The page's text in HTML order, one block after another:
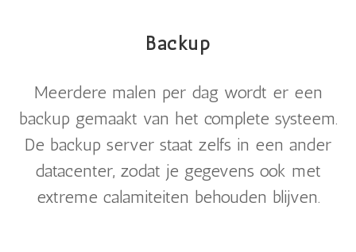
Backup
Meerdere malen per dag wordt er een
backup gemaakt van het complete systeem.
De backup server staat zelfs in een ander
datacenter, zodat je gegevens ook met
extreme calamiteiten behouden blijven.